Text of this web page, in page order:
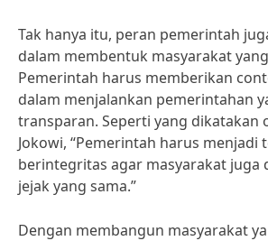
Tak hanya itu, peran pemerintah
dalam membentuk masyarakat
Pemerintah harus memberikan
dalam menjalankan pemerintahan
transparan. Seperti yang dikatakan
Jokowi, “Pemerintah harus menjadi
berintegritas agar masyarakat juga
jejak yang sama.”
Dengan membangun masyarakat